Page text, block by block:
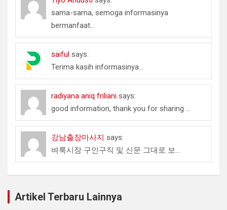
sama-sama, semoga informasinya
bermanfaat...
saiful says:
Terima kasih informasinya...
radiyana aniq friliani says:
good information, thank you for sharing ...
강남출장마사지 says:
벼룩시장 구인구직 및 신문 그대로 보...
Artikel Terbaru Lainnya